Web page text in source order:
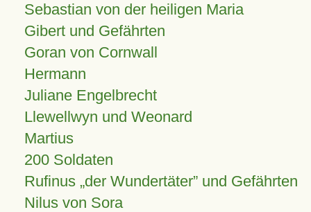
Sebastian von der heiligen Maria
Gibert und Gefährten
Goran von Cornwall
Hermann
Juliane Engelbrecht
Llewellwyn und Weonard
Martius
200 Soldaten
Rufinus „der Wundertäter” und Gefährten
Nilus von Sora